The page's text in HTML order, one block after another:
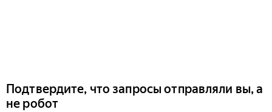
Подтвердите, что запросы отправляли вы, а
не робот